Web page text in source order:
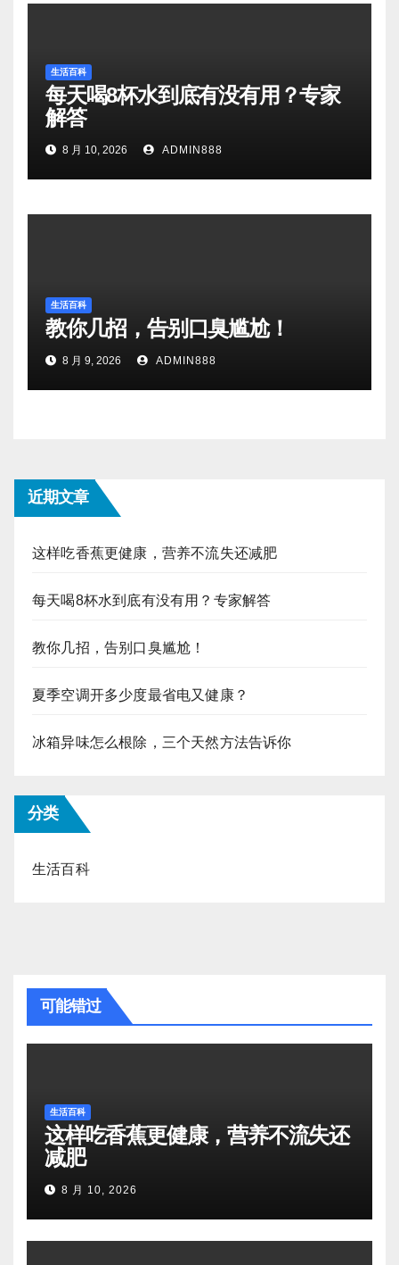
生活百科
每天喝8杯水到底有没有用？专家
解答
8 月 10, 2026 ADMIN888
生活百科
教你几招，告别口臭尴尬！
8 月 9, 2026 ADMIN888
近期文章
这样吃香蕉更健康，营养不流失还减肥
每天喝8杯水到底有没有用？专家解答
教你几招，告别口臭尴尬！
夏季空调开多少度最省电又健康？
冰箱异味怎么根除，三个天然方法告诉你
分类
生活百科
可能错过
生活百科
这样吃香蕉更健康，营养不流失还
减肥
8 月 10, 2026